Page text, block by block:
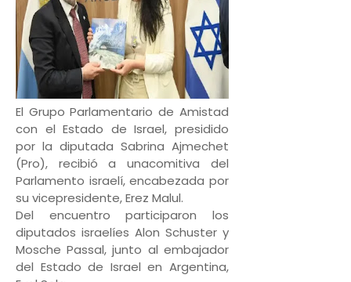
El Grupo Parlamentario de Amistad
con el Estado de Israel, presidido
por la diputada Sabrina Ajmechet
(Pro), recibió a unacomitiva del
Parlamento israelí, encabezada por
su vicepresidente, Erez Malul.
Del encuentro participaron los
diputados israelíes Alon Schuster y
Mosche Passal, junto al embajador
del Estado de Israel en Argentina,